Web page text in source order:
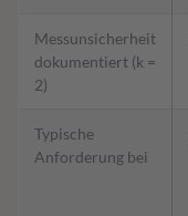
Messunsicherheit
dokumentiert (k =
2)
Typische
Anforderung bei